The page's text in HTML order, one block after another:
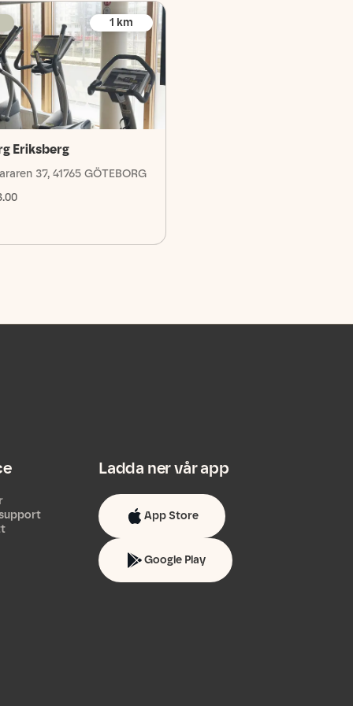
1 km
Eriksberg
37, 41765 GÖTEBORG
Ladda ner vår app
App Store
Google Play